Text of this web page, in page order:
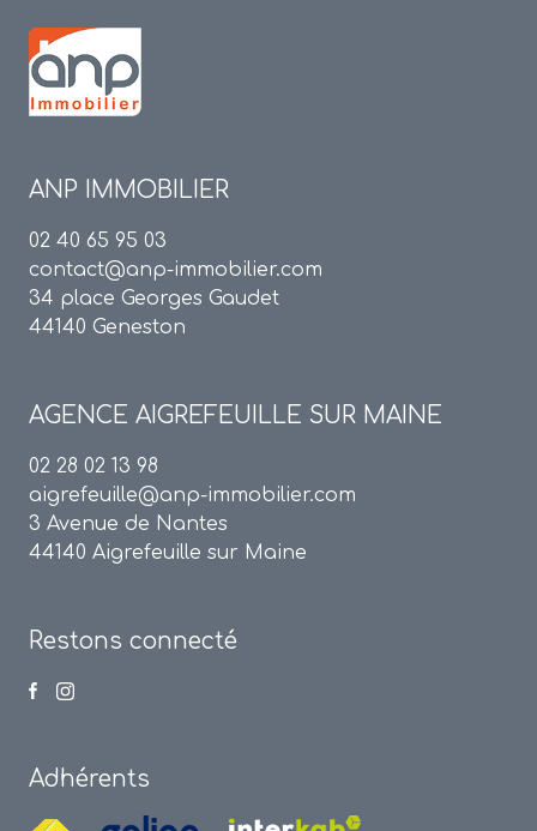
ANP IMMOBILIER
02 40 65 95 03
contact@anp-immobilier.com
34 place Georges Gaudet
44140 Geneston
AGENCE AIGREFEUILLE SUR MAINE
02 28 02 13 98
aigrefeuille@anp-immobilier.com
3 Avenue de Nantes
44140 Aigrefeuille sur Maine
Restons connecté
Adhérents